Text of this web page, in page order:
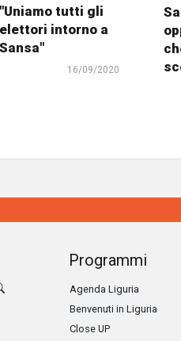
"Uniamo tutti gli
elettori intorno a
Sansa"
16/09/2020
Programmi
Agenda Liguria
Benvenuti in Liguria
Close UP